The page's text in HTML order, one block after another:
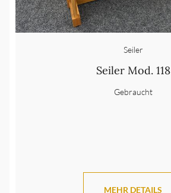
Seiler
Seiler Mod. 118
Gebraucht
MEHR DETAILS